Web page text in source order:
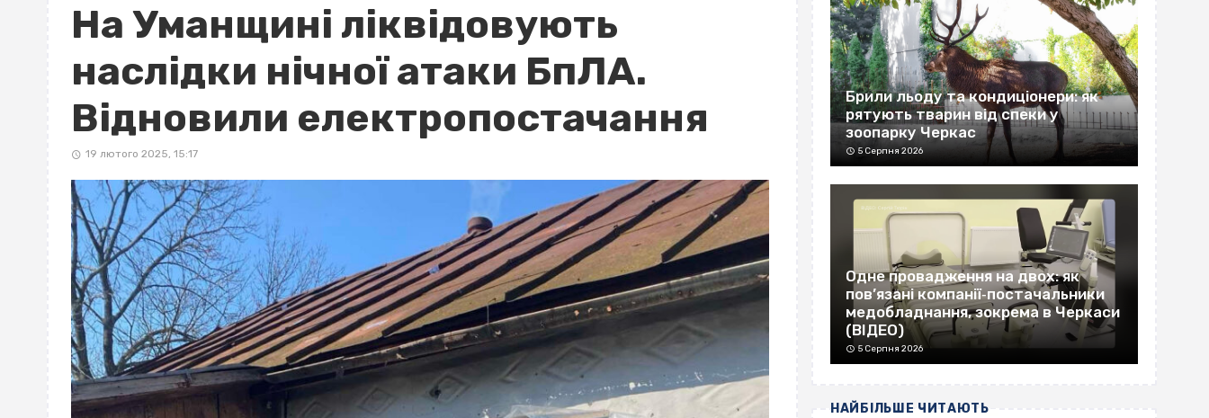
На Уманщині ліквідовують
наслідки нічної атаки БпЛА.
Відновили електропостачання
19 лютого 2025, 15:17
Брили льоду та кондиціонери: як
рятують тварин від спеки у
зоопарку Черкас
5 Серпня 2026
Одне провадження на двох: як
пов’язані компанії‐постачальники
медобладнання, зокрема в Черкаси
(ВІДЕО)
5 Серпня 2026
НАЙБІЛЬШЕ ЧИТАЮТЬ